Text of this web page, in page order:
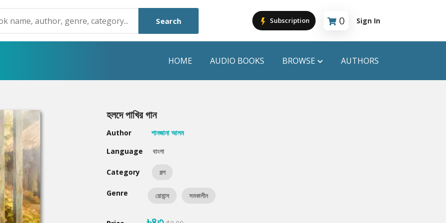
Search Subscription 0
Cart is empty
Sign In
HOME AUDIO BOOKS BROWSE
Humayun Ahmed
Mouri Morium
Hot & New
AUTHORS
হলদে পাখির গান
Author
শানজানা আলম
Language
বাংলা
Category গল্প
Genre রোমান্স সমকালীন